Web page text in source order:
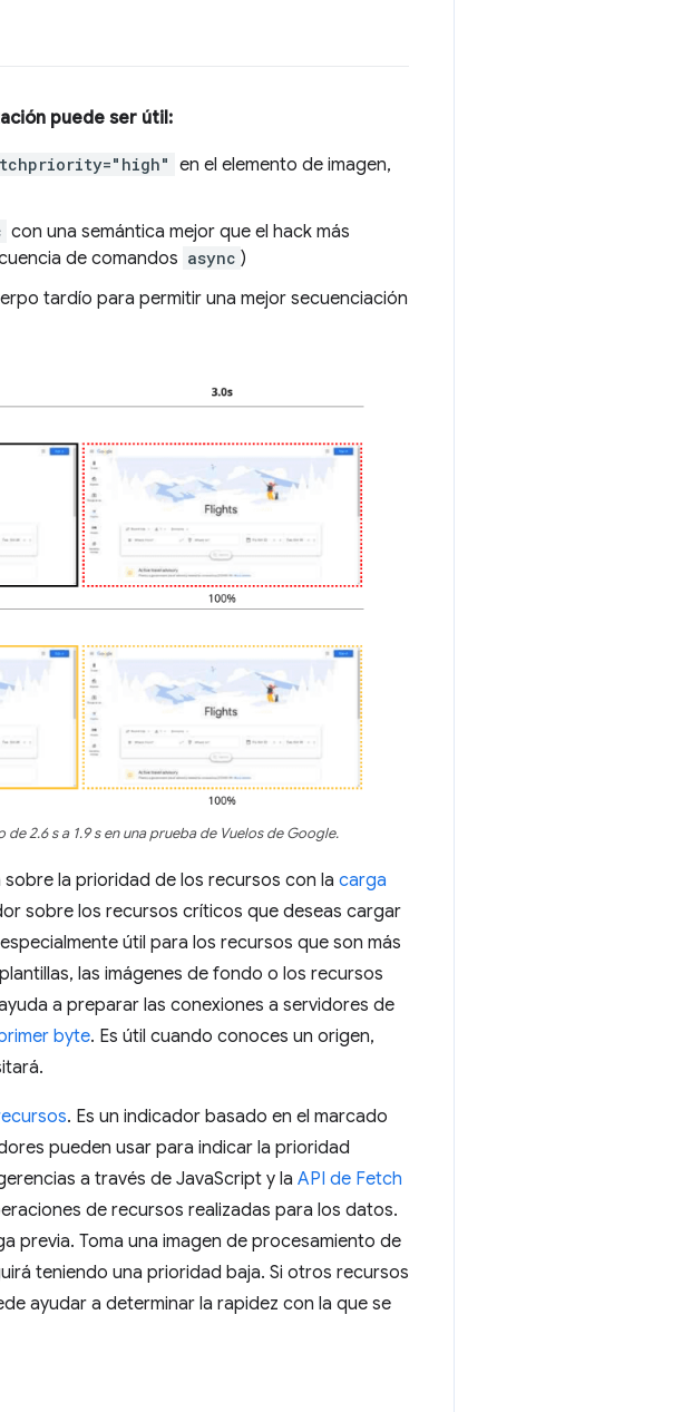
puede ser útil:
en el elemento de imagen,
con una semántica mejor que el hack más
de comandos async )
tardío para permitir una mejor secuenciación
2.6 s a 1.9 s en una prueba de Vuelos de Google.
la prioridad de los recursos con la carga
sobre los recursos críticos que deseas cargar
útil para los recursos que son más
las imágenes de fondo o los recursos
a preparar las conexiones a servidores de
byte. Es útil cuando conoces un origen,
. Es un indicador basado en el marcado
pueden usar para indicar la prioridad
a través de JavaScript y la API de Fetch
de recursos realizadas para los datos.
previa. Toma una imagen de procesamiento de
teniendo una prioridad baja. Si otros recursos
ayudar a determinar la rapidez con la que se